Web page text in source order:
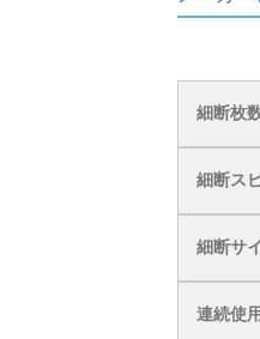
細断枚
細断ス
細断サ
連続使